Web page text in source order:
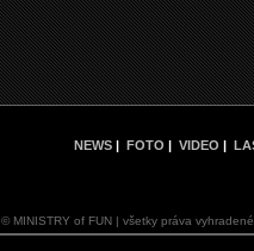
NEWS | FOTO | VIDEO |
© MINISTRY of FUN | všetky práva